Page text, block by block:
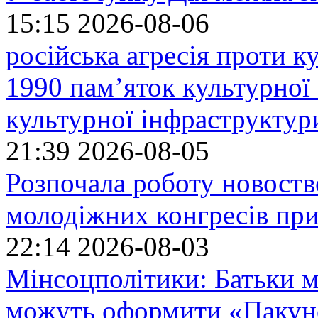
15:15 2026-08-06
російська агресія проти
1990 пам’яток
культурної
21:39 2026-08-05
Розпочала роботу
молодіжних конгресів
22:14 2026-08-03
Мінсоцполітики: Батьки
можуть оформити